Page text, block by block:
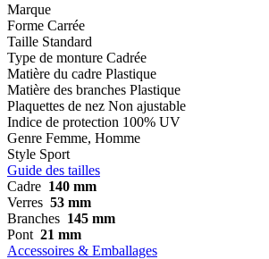
Marque
Forme Carrée
Taille Standard
Type de monture Cadrée
Matière du cadre Plastique
Matière des branches Plastique
Plaquettes de nez Non ajustable
Indice de protection 100% UV
Genre Femme, Homme
Style Sport
Guide des tailles
Cadre 140 mm
Verres 53 mm
Branches 145 mm
Pont 21 mm
Accessoires & Emballages